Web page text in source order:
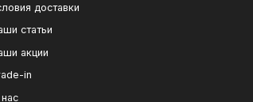
доставки
статьи
акции
in